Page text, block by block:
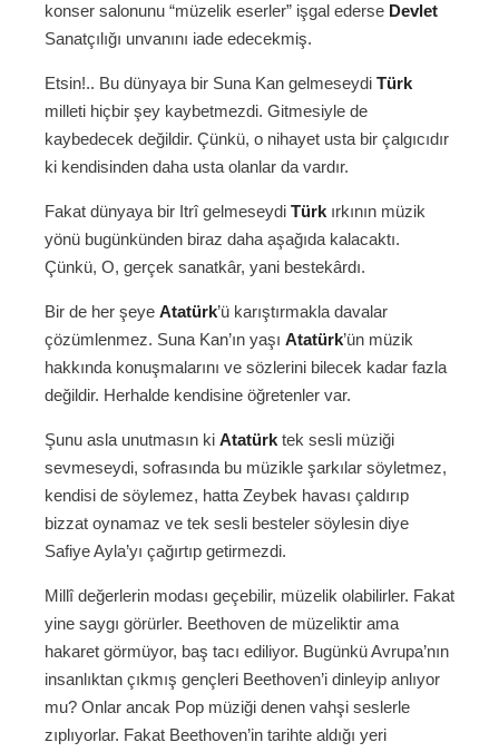
konser salonunu “müzelik eserler” işgal ederse Devlet
Sanatçılığı unvanını iade edecekmiş.
Etsin!.. Bu dünyaya bir Suna Kan gelmeseydi Türk
milleti hiçbir şey kaybetmezdi. Gitmesiyle de
kaybedecek değildir. Çünkü, o nihayet usta bir çalgıcıdır
ki kendisinden daha usta olanlar da vardır.
Fakat dünyaya bir Itrî gelmeseydi Türk ırkının müzik
yönü bugünkünden biraz daha aşağıda kalacaktı.
Çünkü, O, gerçek sanatkâr, yani bestekârdı.
Bir de her şeye Atatürk’ü karıştırmakla davalar
çözümlenmez. Suna Kan’ın yaşı Atatürk’ün müzik
hakkında konuşmalarını ve sözlerini bilecek kadar fazla
değildir. Herhalde kendisine öğretenler var.
Şunu asla unutmasın ki Atatürk tek sesli müziği
sevmeseydi, sofrasında bu müzikle şarkılar söyletmez,
kendisi de söylemez, hatta Zeybek havası çaldırıp
bizzat oynamaz ve tek sesli besteler söylesin diye
Safiye Ayla’yı çağırtıp getirmezdi.
Millî değerlerin modası geçebilir, müzelik olabilirler. Fakat
yine saygı görürler. Beethoven de müzeliktir ama
hakaret görmüyor, baş tacı ediliyor. Bugünkü Avrupa’nın
insanlıktan çıkmış gençleri Beethoven’i dinleyip anlıyor
mu? Onlar ancak Pop müziği denen vahşi seslerle
zıplıyorlar. Fakat Beethoven’in tarihte aldığı yeri